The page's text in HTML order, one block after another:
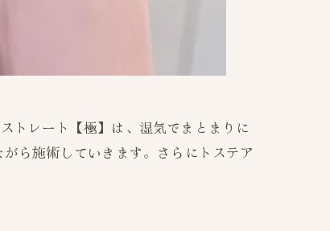
トレート【極】は、湿気でまとまりに
ら施術していきます。さらにトステア